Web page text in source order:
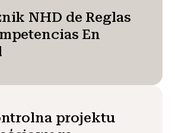
NHD de Reglas
En
projektu